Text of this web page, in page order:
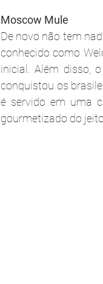
Moscow Mule
De novo não tem
conhecido como
inicial. Além disso,
conquistou os
é servido em uma
gourmetizado do